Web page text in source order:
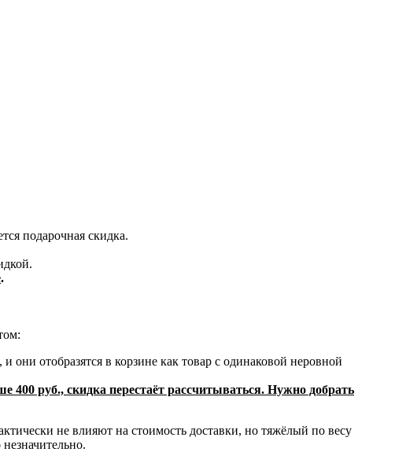
подарочная скидка.
.
отобразятся в корзине как товар с одинаковой неровной
руб., скидка перестаёт рассчитываться. Нужно добрать
не влияют на стоимость доставки, но тяжёлый по весу